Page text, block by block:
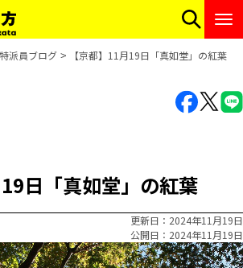
特派員ブログ 【京都】11月19日「真如堂」の紅葉
19日「真如堂」の紅葉
更新日
2024年11月19日
公開日
2024年11月19日